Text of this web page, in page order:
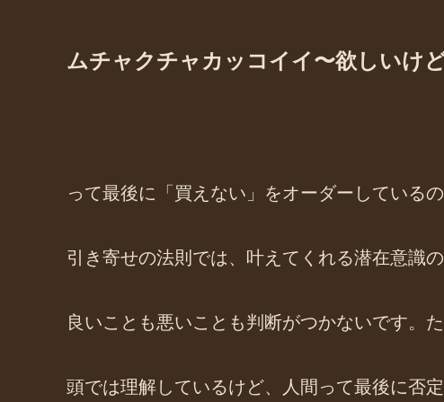
ムチャクチャカッコイイ〜欲しいけ
って最後に「買えない」をオーダーしている
引き寄せの法則では、叶えてくれる潜在意識
良いことも悪いことも判断がつかないです。
頭では理解しているけど、人間って最後に否